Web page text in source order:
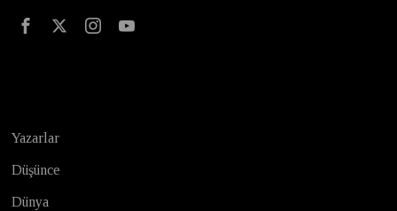
Yazarlar
Düşünce
Dünya